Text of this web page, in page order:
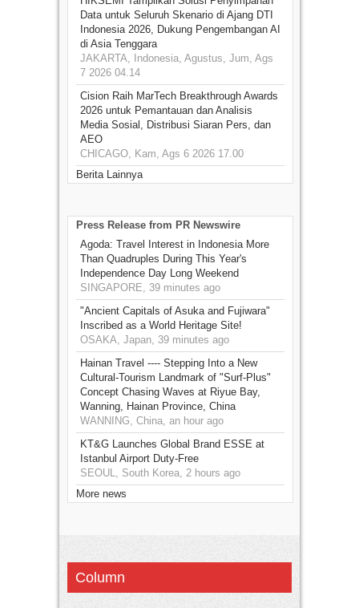
Data untuk Seluruh Skenario di Ajang DTI
Indonesia 2026, Dukung Pengembangan AI
di Asia Tenggara
JAKARTA, Indonesia, Agustus, Jum, Ags
7 2026 04.14
Cision Raih MarTech Breakthrough Awards
2026 untuk Pemantauan dan Analisis
Media Sosial, Distribusi Siaran Pers, dan
AEO
CHICAGO, Kam, Ags 6 2026 17.00
Berita Lainnya
Press Release from PR Newswire
Agoda: Travel Interest in Indonesia More
Than Quadruples During This Year's
Independence Day Long Weekend
SINGAPORE, 39 minutes ago
"Ancient Capitals of Asuka and Fujiwara"
Inscribed as a World Heritage Site!
OSAKA, Japan, 39 minutes ago
Hainan Travel ---- Stepping Into a New
Cultural‑Tourism Landmark of "Surf‑Plus"
Concept Chasing Waves at Riyue Bay,
Wanning, Hainan Province, China
WANNING, China, an hour ago
KT&G Launches Global Brand ESSE at
Istanbul Airport Duty-Free
SEOUL, South Korea, 2 hours ago
More news
Column